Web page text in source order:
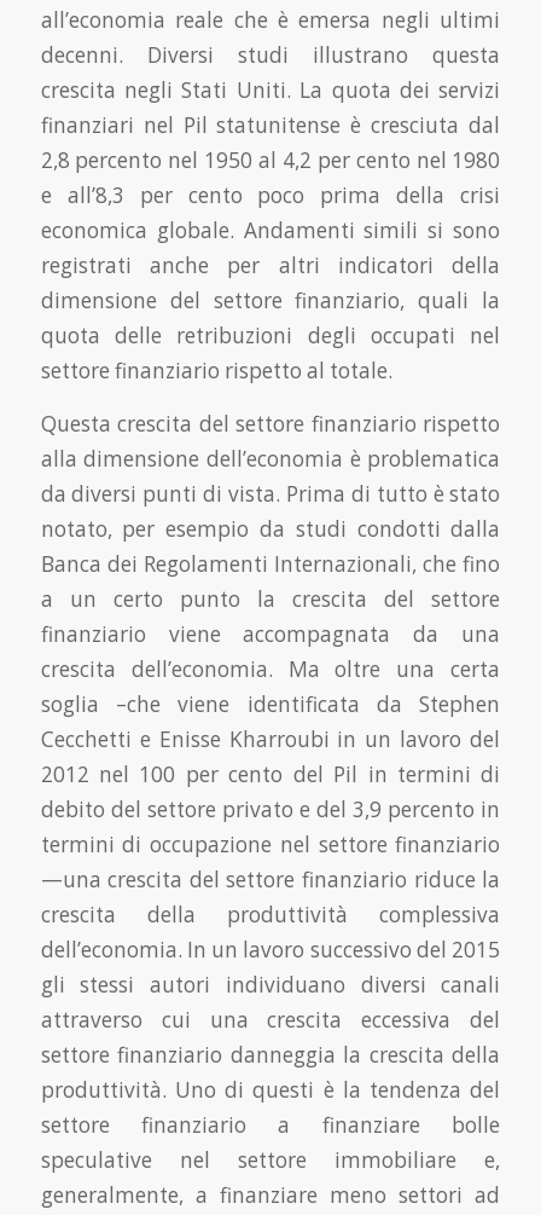
all’economia reale che è emersa negli ultimi
decenni. Diversi studi illustrano questa
crescita negli Stati Uniti. La quo­ta dei servizi
finanziari nel Pil statunitense è cresciuta dal
2,8 percento nel 1950 al 4,2 per cento nel 1980
e all’8,3 per cento poco prima della crisi
economica globale. Andamenti simili si sono
registrati anche per altri indicatori della
dimensione del settore finanziario, quali la
quota delle retribuzioni degli occupati nel
settore finanziario rispetto al totale.
Questa crescita del settore finanziario rispetto
alla dimensione dell’economia è proble­matica
da diversi punti di vista. Prima di tutto è stato
notato, per esempio da studi condotti dalla
Banca dei Regolamenti Internazionali, che fino
a un certo punto la crescita del settore
finanziario viene accompagnata da una
crescita dell’economia. Ma oltre una certa
soglia –che viene iden­tificata da Stephen
Cecchetti e Enisse Kharroubi in un lavoro del
2012 nel 100 per cento del Pil in termini di
debito del settore privato e del 3,9 percento in
termini di occupazione nel settore finanziario
—una crescita del settore finanziario riduce la
crescita della produttività complessiva
dell’economia. In un lavoro successivo del 2015
gli stessi autori individuano diversi canali
attraver­so cui una crescita eccessiva del
settore finanziario danneggia la crescita della
produttività. Uno di questi è la tendenza del
settore finanziario a finanziare bolle
speculative nel settore immobi­liare e,
generalmente, a finanziare meno settori ad